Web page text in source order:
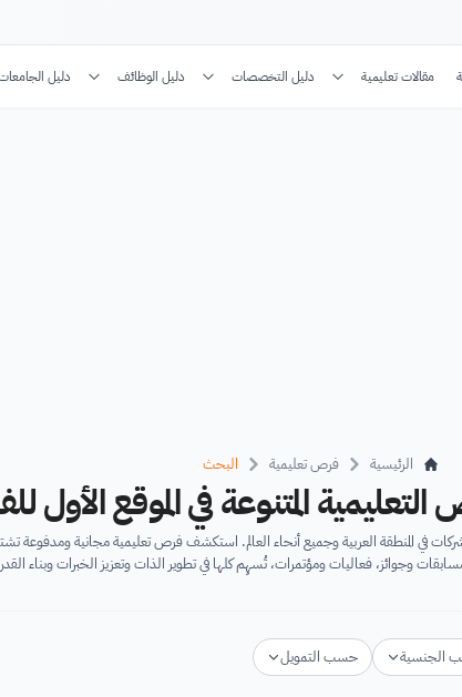
مقالات تعليمية دليل التخصصات دليل الوظائف دليل
الرئيسية فرص تعليمية البحث
المتنوعة في الموقع الأول
في المنطقة العربية وجميع أنحاء العالم. استكشف فرص تعليمية مجانية ومدفوعة
وجوائز، فعاليات ومؤتمرات، تُسهِم كلها في تطوير الذات وتعزيز الخبرات وبناء
الجنسية حسب التمويل